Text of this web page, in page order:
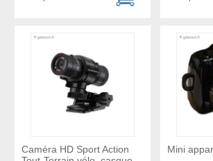
Caméra HD Sport Action
Mini